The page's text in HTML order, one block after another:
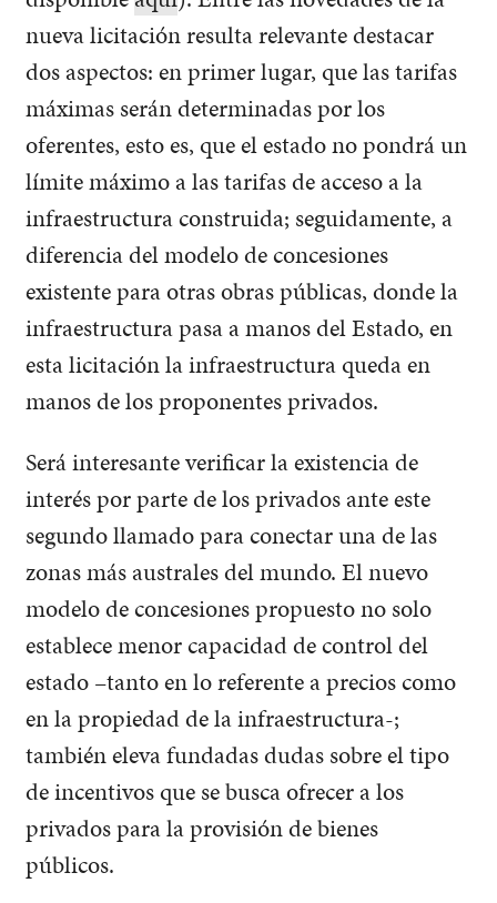
nueva licitación resulta relevante destacar
dos aspectos: en primer lugar, que las tarifas
máximas serán determinadas por los
oferentes, esto es, que el estado no pondrá un
límite máximo a las tarifas de acceso a la
infraestructura construida; seguidamente, a
diferencia del modelo de concesiones
existente para otras obras públicas, donde la
infraestructura pasa a manos del Estado, en
esta licitación la infraestructura queda en
manos de los proponentes privados.
Será interesante verificar la existencia de
interés por parte de los privados ante este
segundo llamado para conectar una de las
zonas más australes del mundo. El nuevo
modelo de concesiones propuesto no solo
establece menor capacidad de control del
estado –tanto en lo referente a precios como
en la propiedad de la infraestructura-;
también eleva fundadas dudas sobre el tipo
de incentivos que se busca ofrecer a los
privados para la provisión de bienes
públicos.